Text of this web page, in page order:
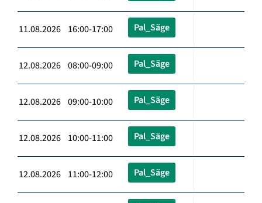
11.08.2026 16:00-17:00 Pal_Säge
12.08.2026 08:00-09:00 Pal_Säge
12.08.2026 09:00-10:00 Pal_Säge
12.08.2026 10:00-11:00 Pal_Säge
12.08.2026 11:00-12:00 Pal_Säge